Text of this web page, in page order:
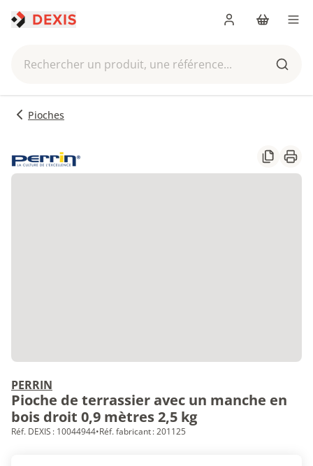
Rechercher un produit, une référence...
Panier
Pioches
Partager
PERRIN
Pioche de terrassier avec un manche en
bois droit 0,9 mètres 2,5 kg
Réf. DEXIS : 10044944•Réf. fabricant : 201125